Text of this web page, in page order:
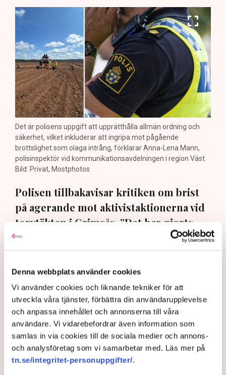
Denna webbplats använder cookies
Vi använder cookies och liknande tekniker för att
utveckla våra tjänster, förbättra din användarupplevelse
och anpassa innehållet och annonserna till våra
användare. Vi vidarebefordrar även information som
samlas in via cookies till de sociala medier och annons-
och analysföretag som vi samarbetar med. Läs mer på
tn.se/integritet-personuppgifter/.
Det är polisens uppgift att upprätthålla allmän ordning och
säkerhet, vilket inkluderar att ingripa mot pågående
brottslighet som olaga intrång, förklarar Anna-Lena Mann,
polisinspektör vid kommunikationsavdelningen i region Väst.
Bild: Privat, Mostphotos
Polisen tillbakavisar kritiken om brist
på agerande mot aktivistaktionerna vid
torvtäkten i Grimsås. ”Det har gjorts
både avvisanden, avlägsnanden och
gripanden”, säger Anna-Lena Mann,
polisinspektör i region Väst, till TN.
Torvtäkten i Grimsås i Tranemo kommun har sedan 28
juli stoppats av aktivistgruppen Återställ Våtmarker
efter att aktivister har klättrat upp påtorvproducenten
Neovas maskiner, grävt igen diken och spridit
ogräsfrön över täkten.
Aktivisterna klättrar upp på